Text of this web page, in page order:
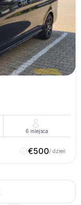
6 miejsca
€500/ dzień